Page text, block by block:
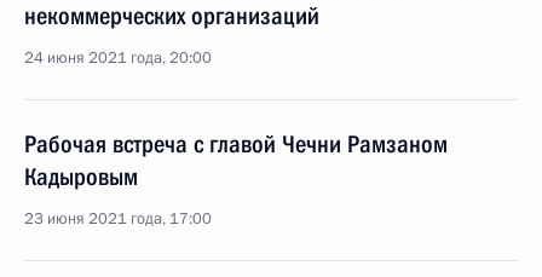
некоммерческих организаций
24 июня 2021 года, 20:00
Рабочая встреча с главой Чечни Рамзаном
Кадыровым
23 июня 2021 года, 17:00